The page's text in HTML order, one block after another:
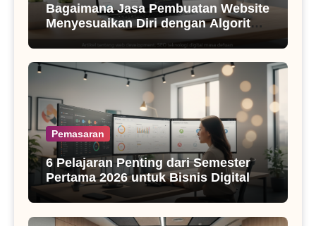
Bagaimana Jasa Pembuatan Website
Menyesuaikan Diri dengan Algoritma
SEO Masa Kini
Pemasaran
6 Pelajaran Penting dari Semester
Pertama 2026 untuk Bisnis Digital